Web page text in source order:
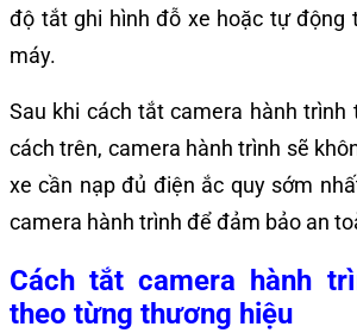
độ tắt ghi hình đỗ xe hoặc tự động
máy.
Sau khi cách tắt camera hành trình
cách trên, camera hành trình sẽ
xe cần nạp đủ điện ắc quy sớm
camera hành trình để đảm bảo an
Cách tắt camera hành
theo từng thương hiệu